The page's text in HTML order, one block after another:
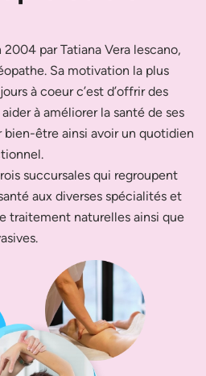
par Tatiana Vera lescano,
Sa motivation la plus
à coeur c’est d’offrir des
à améliorer la santé de ses
être ainsi avoir un quotidien
succursales qui regroupent
aux diverses spécialités et
traitement naturelles ainsi que